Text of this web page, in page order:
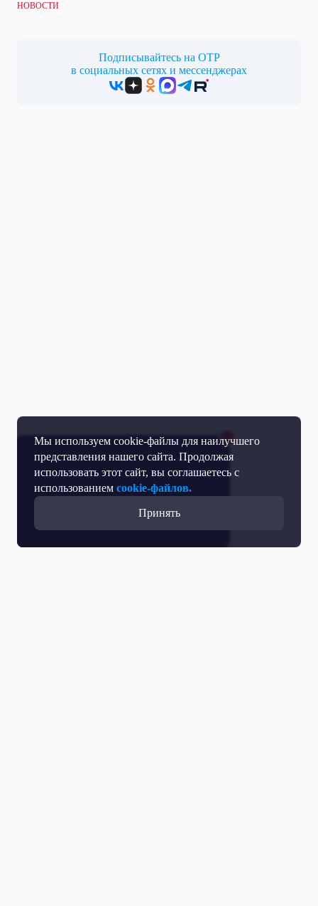
Мы используем cookie-файлы для наилучшего
представления нашего сайта. Продолжая
использовать этот сайт, вы соглашаетесь с
использованием cookie-файлов.
Принять
НОВОСТИ
Подписывайтесь на ОТР
в социальных сетях и мессенджерах